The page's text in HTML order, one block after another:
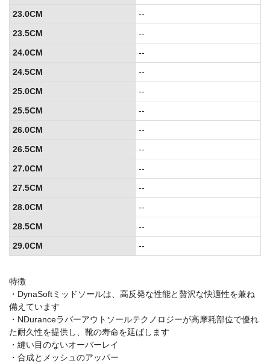
特徴
・DynaSoftミッドソールは、高反発な性能と贅沢な快適性を兼ね
備えています
・NDuranceラバーアウトソールテクノロジーが高摩耗部位で優れ
た耐久性を提供し、靴の寿命を延ばします
・縫い目のないオーバーレイ
・合成とメッシュのアッパー
23.0CM
--
23.5CM
--
24.0CM
--
24.5CM
--
25.0CM
--
25.5CM
--
26.0CM
--
26.5CM
--
27.0CM
--
27.5CM
--
28.0CM
--
28.5CM
--
29.0CM
--